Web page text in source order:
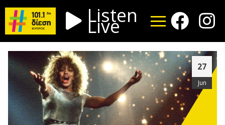
Listen
Live
27
Jun